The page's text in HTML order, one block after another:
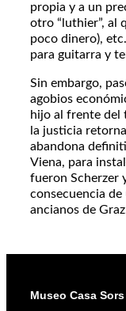
propia y a un
otro “luthier”, al
poco dinero),
para guitarra y
Sin embargo,
agobios
hijo al frente del
la justicia
abandona
Viena, para
fueron Scherzer
consecuencia
ancianos de
Museo Casa